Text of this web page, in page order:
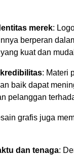
merek:
berperan
kuat dan
: Materi
baik dapat
pelanggan
grafis juga
dan tenaga: